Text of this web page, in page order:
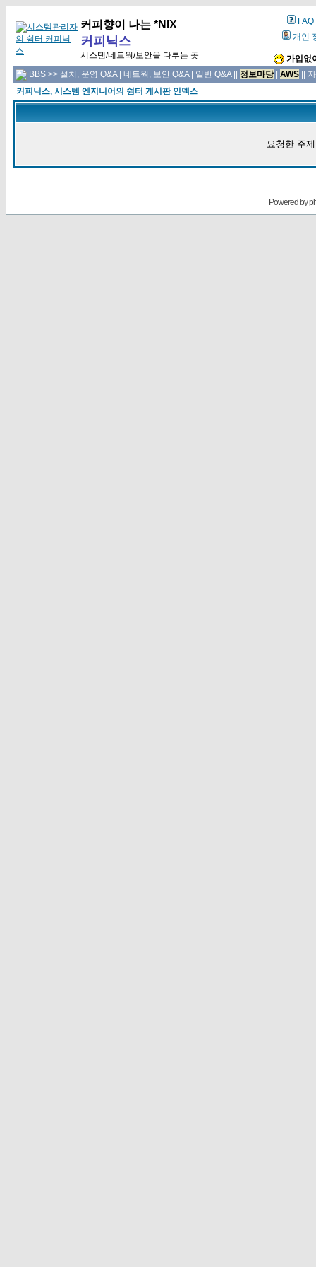
커피향이 나는 *NIX
커피닉스
시스템/네트웍/보안을 다루는 곳
FAQ
개인
가입없
BBS >> 설치, 운영 Q&A| 네트웍, 보안 Q&A| 일반 Q&A|| 정보마당| AWS
커피닉스, 시스템 엔지니어의 쉼터 게시판 인덱스
요청한 주
Powered by